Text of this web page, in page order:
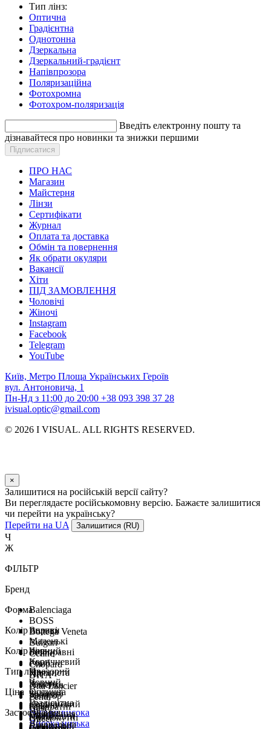
Тип лінз:
Оптична
Градієнтна
Однотонна
Дзеркальна
Дзеркальний-градієнт
Напівпрозора
Поляризаційна
Фотохромна
Фотохром-поляризація
Введіть електронну пошту та
дізнавайтеся про новинки та знижки першими
ПРО НАС
Магазин
Майстерня
Лінзи
Сертифікати
Журнал
Оплата та доставка
Обмін та повернення
Як обрати окуляри
Вакансії
Хіти
ПІД ЗАМОВЛЕННЯ
Чоловічі
Жіночі
Instagram
Facebook
Telegram
YouTube
Київ, Метро Площа Українських Героїв
вул. Антоновича, 1
Пн-Нд з 11:00 до 20:00 +38 093 398 37 28
ivisual.optic@gmail.com
© 2026 I VISUAL. ALL RIGHTS RESERVED.
×
Залишитися на російській версії сайту?
Ви переглядаєте російськомовну версію. Бажаєте залишитися
чи перейти на українську?
Перейти на UA
Залишитися (RU)
Ч
Ж
ФІЛЬТР
Бренд
Balenciaga
BOSS
Bottega Veneta
Bulgari
Celine
Chopard
DITA
Dita Lancier
Fendi
Gast
Gucci
Форма
Великі
Маленькі
Безоправні
Ромб
Хіт
Класика
Авіатор
Квадратні
Прямокутні
Колір оправи
Чорний
Коричневий
Плямиста
Золото
Бронза
Срібло
Металевий
Сірий
Колір лінз
Прозорий
Чорний
Зелений
Коричневий
Сірий
Блакитний
Тип лінз
Оптична
Градієнтна
Однотонна
Дзеркальна
Ціна
Низькависока
Високанизька
Застосування